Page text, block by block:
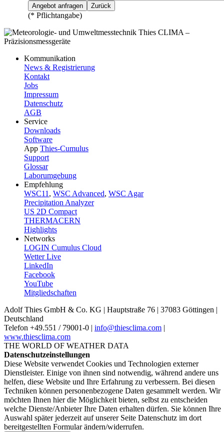
(* Pflichtangabe)
Kommunikation
News & Registrierung
Kontakt
Jobs
Impressum
Datenschutz
AGB
Service
Downloads
Software
App Thies-Cumulus
Support
Glossar
Laborumgebung
Empfehlung
WSC11 , WSC Advanced, WSC Agar
Precipitation Analyzer
US 2D Compact
THERMACERN
Highlights
Networks
LOGIN Cumulus Cloud
Wetter Live
LinkedIn
Facebook
YouTube
Mitgliedschaften
Adolf Thies GmbH & Co. KG | Hauptstraße 76 | 37083 Göttingen |
Deutschland
Telefon +49.551 /­ 79001-0 | info@thiesclima.com |
www.thiesclima.com
THE WORLD OF WEATHER DATA
Datenschutzeinstellungen
Diese Website verwendet Cookies und Technologien externer
Dienstleister. Einige von ihnen sind notwendig, während andere uns
helfen, diese Website und Ihre Erfahrung zu verbessern. Bei diesen
Techniken können personenbezogene Daten gesammelt werden. Wir
möchten Ihnen hier die Möglichkeit bieten, selbst zu entscheiden
welche Dienste/­Anbieter Ihre Daten erhalten dürfen. Sie können Ihre
Auswahl später jederzeit auf unserer Seite Datenschutz im dort
bereitgestellten Formular ändern/­widerrufen.